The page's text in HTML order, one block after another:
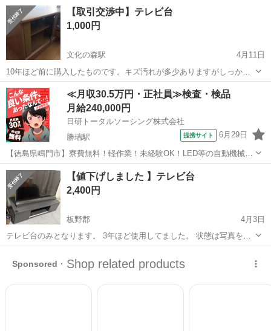
収納があります。(画像3、4参照) ホームクリーニング済ですが、画像5
のよ...
徳島 鳴門市 鳴門駅 収納家具 画像
【取引交渉中】テレビ台
1,000円
文化の森駅
4月11日
10年ほど前に購入したものです。キズ汚れが多少ありますがしっかり
してます。 縦46.5cm、横86cm、高さ42.5cm
徳島 徳島市 文化の森駅 収納家具 キズ
≪月収30.5万円・正社員≫検査・検品
月給240,000円
日研トータルソーシング株式会社
勝瑞駅
提携サイト 6月29日
【徳島県鳴門市】寮費無料！軽作業！未経験OK！LED等の自動機械加
工・検査・梱包・データ入力《お仕事No.NS0560》 お仕事について ス
マートフォンやパソコン、車などに使われるLED等の電子部品の製造
とそれに付帯する作...
徳島 鳴門市 勝瑞駅 その他
【値下げしました 】テレビ台
2,400円
板野郡
4月3日
テレビ台のみとなります。 3年ほど使用してました。 状態は写真をご
覧ください。 両サイド引き出し式ですが右側のみ、引き出した際に少
し外れてしまいます。ボンドなどですぐに治ると思います。 取りに来
てくれる方限定です。 よろし...